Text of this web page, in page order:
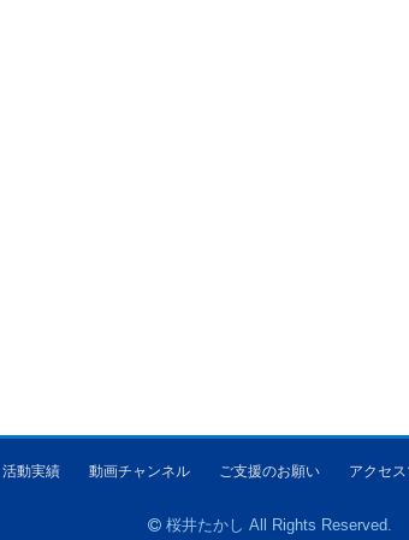
活動実績 動画チャンネル ご支援のお願い アクセ
桜井たかし All Rights Reserved.